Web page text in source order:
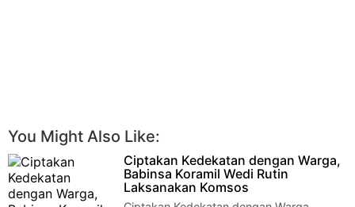
You Might Also Like:
Ciptakan Kedekatan dengan Warga,
Babinsa Koramil Wedi Rutin
Laksanakan Komsos